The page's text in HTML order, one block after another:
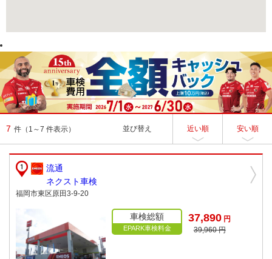
7 件 （1～7 件表示） 並び替え 近い順 安い順
流通
ネクスト車検
福岡市東区原田3-9-20
車検総額
EPARK車検料金
37,890 円
39,960 円